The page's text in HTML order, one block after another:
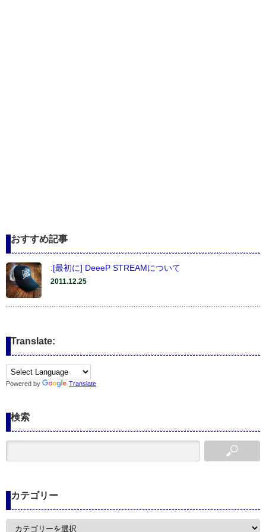
おすすめ記事
:[最初に] DeeeP STREAMについて
2011.12.25
Translate:
Powered by Translate
検索
カテゴリー
カ